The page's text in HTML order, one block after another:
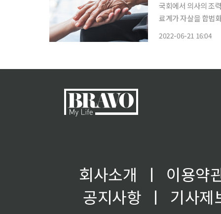
국회에서 의사의 조
료계가 자살을 합법
2022-06-21 16:04
회사소개 ㅣ
이용약
공지사항
ㅣ
기사제